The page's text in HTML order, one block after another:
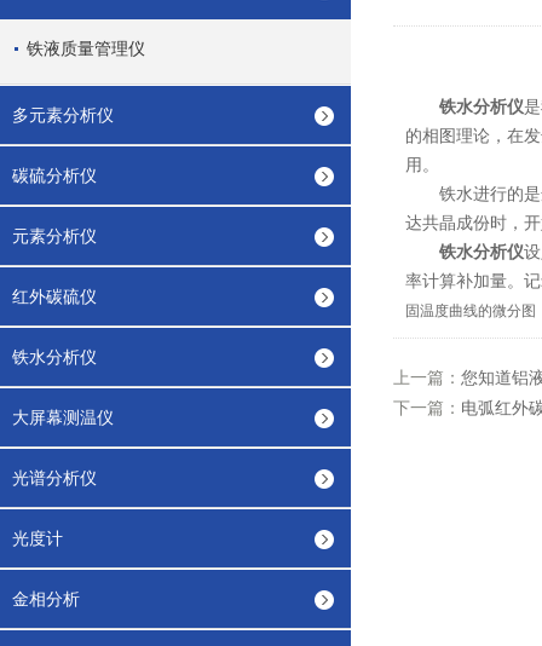
铁液质量管理仪
多元素分析仪
碳硫分析仪
元素分析仪
红外碳硫仪
铁水分析仪
大屏幕测温仪
光谱分析仪
光度计
金相分析
铁水分析仪
的相图理论，在
用。
铁水进行的是
达共晶成份时，
铁水分析仪
率计算补加量。
固温度曲线的微分
上一篇： 您知道铝
下一篇： 电弧红外